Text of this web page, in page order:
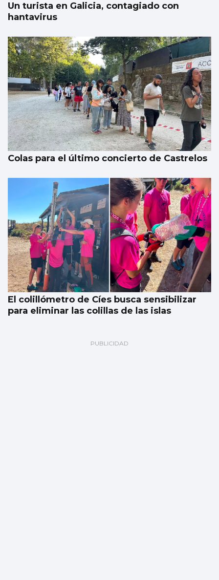
Un turista en Galicia, contagiado con
hantavirus
Colas para el último concierto de Castrelos
El colillómetro de Cíes busca sensibilizar
para eliminar las colillas de las islas